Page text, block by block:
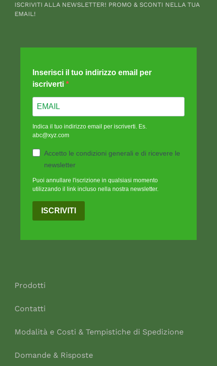
ISCRIVITI ALLA NEWSLETTER! PROMO & SCONTI NELLA TUA
EMAIL!
Inserisci il tuo indirizzo email per
iscriverti
Indica il tuo indirizzo email per iscriverti. Es.
abc@xyz.com
Accetto le condizioni generali e di ricevere le
newsletter
Puoi annullare l'iscrizione in qualsiasi momento
utilizzando il link incluso nella nostra newsletter.
ISCRIVITI
Prodotti
Contatti
Modalità e Costi & Tempistiche di Spedizione
Domande & Risposte